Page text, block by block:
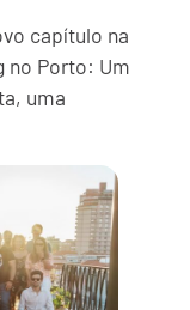
capítulo na
no Porto: Um
uma